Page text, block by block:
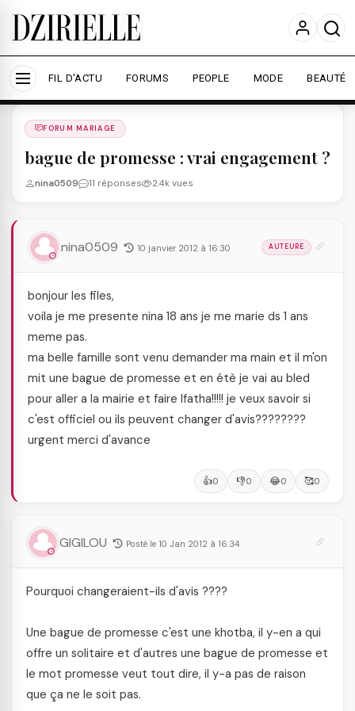
Nous utilisons des cookies pour améliorer votre
expérience et mesurer l'audience.
En savoir plus
Accepter tout Personnaliser
FIL D'ACTU FORUMS PEOPLE MODE BEAUTÉ
Forums
FORUM MARIAGE
bague de promesse : vrai engagement ?
nina0509 11 réponses 2.4k vues
nina0509 10 janvier 2012 à 16:30 AUTEURE
bonjour les files,
voila je me presente nina 18 ans je me marie ds 1 ans
meme pas.
ma belle famille sont venu demander ma main et il m'on
mit une bague de promesse et en étè je vai au bled
pour aller a la mairie et faire lfatha!!!!! je veux savoir si
c'est officiel ou ils peuvent changer d'avis????????
urgent merci d'avance
👍0 👎0 😂0 🥰0
GIGILOU Posté le 10 Jan 2012 à 16:34
Pourquoi changeraient-ils d'avis ????
Une bague de promesse c'est une khotba, il y-en a qui
offre un solitaire et d'autres une bague de promesse et
le mot promesse veut tout dire, il y-a pas de raison
que ça ne le soit pas.